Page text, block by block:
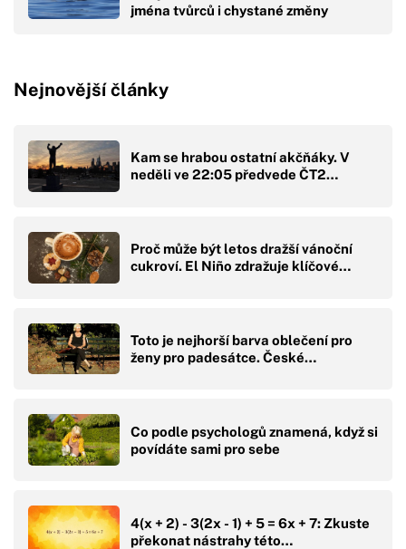
jména tvůrců i chystané změny
Nejnovější články
Kam se hrabou ostatní akčňáky. V
neděli ve 22:05 předvede ČT2…
Proč může být letos dražší vánoční
cukroví. El Niño zdražuje klíčové…
Toto je nejhorší barva oblečení pro
ženy pro padesátce. České…
Co podle psychologů znamená, když si
povídáte sami pro sebe
4(x + 2) - 3(2x - 1) + 5 = 6x + 7: Zkuste
překonat nástrahy této…